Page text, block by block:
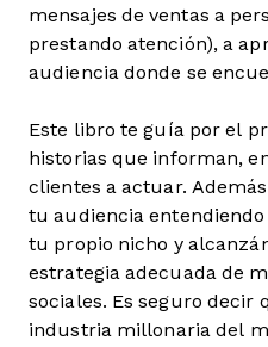
mensajes de ventas a
prestando atención), a
audiencia donde se
Este libro te guía por el
historias que informan,
clientes a actuar.
tu audiencia
tu propio nicho y
estrategia adecuada de
sociales. Es seguro decir
industria millonaria del